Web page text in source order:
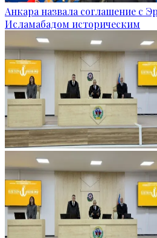
Анкара назвала соглашение с
Исламабадом историческим